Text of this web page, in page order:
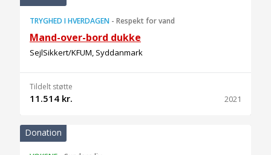
TRYGHED I HVERDAGEN - Respekt for vand
Mand-over-bord dukke
SejlSikkert/KFUM, Syddanmark
Tildelt støtte
11.514 kr. 2021
Donation